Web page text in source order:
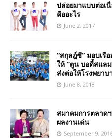
ปล่อยมาแบบต่อเ
คืออะไร
June 2, 2017
“สกุลฎ์ซี” มอบเรื
ให้ “ตูน บอดี้สแล
ส่งต่อให้โรงพยา
June 8, 2018
สมาคมการตลาดฯ
ผลงานเด่น
September 9,